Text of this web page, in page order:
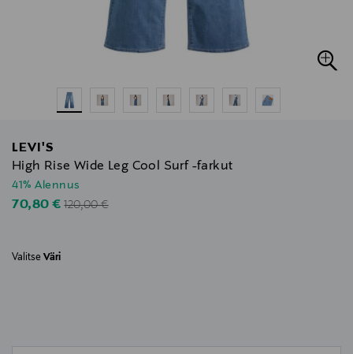
LEVI'S
High Rise Wide Leg Cool Surf -farkut
41% Alennus
Discounted Price
70,80 €Original Price
120,00 €
Valitse Väri